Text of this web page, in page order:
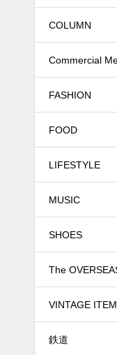
COLUMN
Commercial
FASHION
FOOD
LIFESTYLE
MUSIC
SHOES
The
VINTAGE ITEM
鉄道